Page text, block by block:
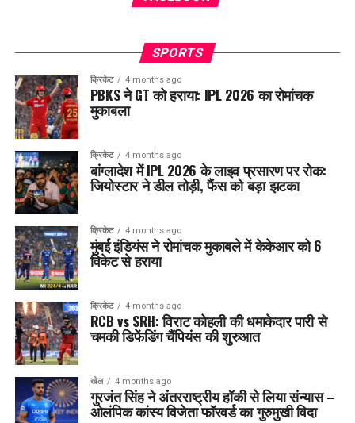
SPORTS
क्रिकेट 4 months ago
PBKS ने GT को हराया: IPL 2026 का रोमांचक
मुकाबला
क्रिकेट 4 months ago
बांग्लादेश में IPL 2026 के लाइव प्रसारण पर रोक:
जियोस्टार ने डील तोड़ी, फैंस को बड़ा झटका
क्रिकेट 4 months ago
मुंबई इंडियंस ने रोमांचक मुकाबले में केकेआर को 6
विकेट से हराया
क्रिकेट 4 months ago
RCB vs SRH: विराट कोहली की धमाकेदार पारी से
चमकी डिफेंडिंग चैंपियंस की शुरुआत
खेल 4 months ago
गुरजंत सिंह ने अंतरराष्ट्रीय हॉकी से लिया संन्यास –
ओलंपिक कांस्य विजेता फॉरवर्ड का गुरुमुखी विदा